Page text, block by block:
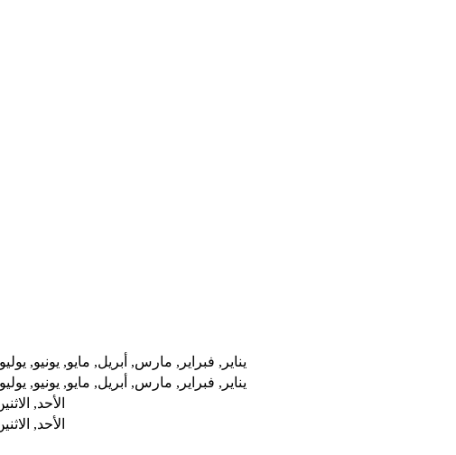
يناير, فبراير, مارس, أبريل, مايو, يونيو,
يناير, فبراير, مارس, أبريل, مايو, يونيو,
الأحد,
الأحد,